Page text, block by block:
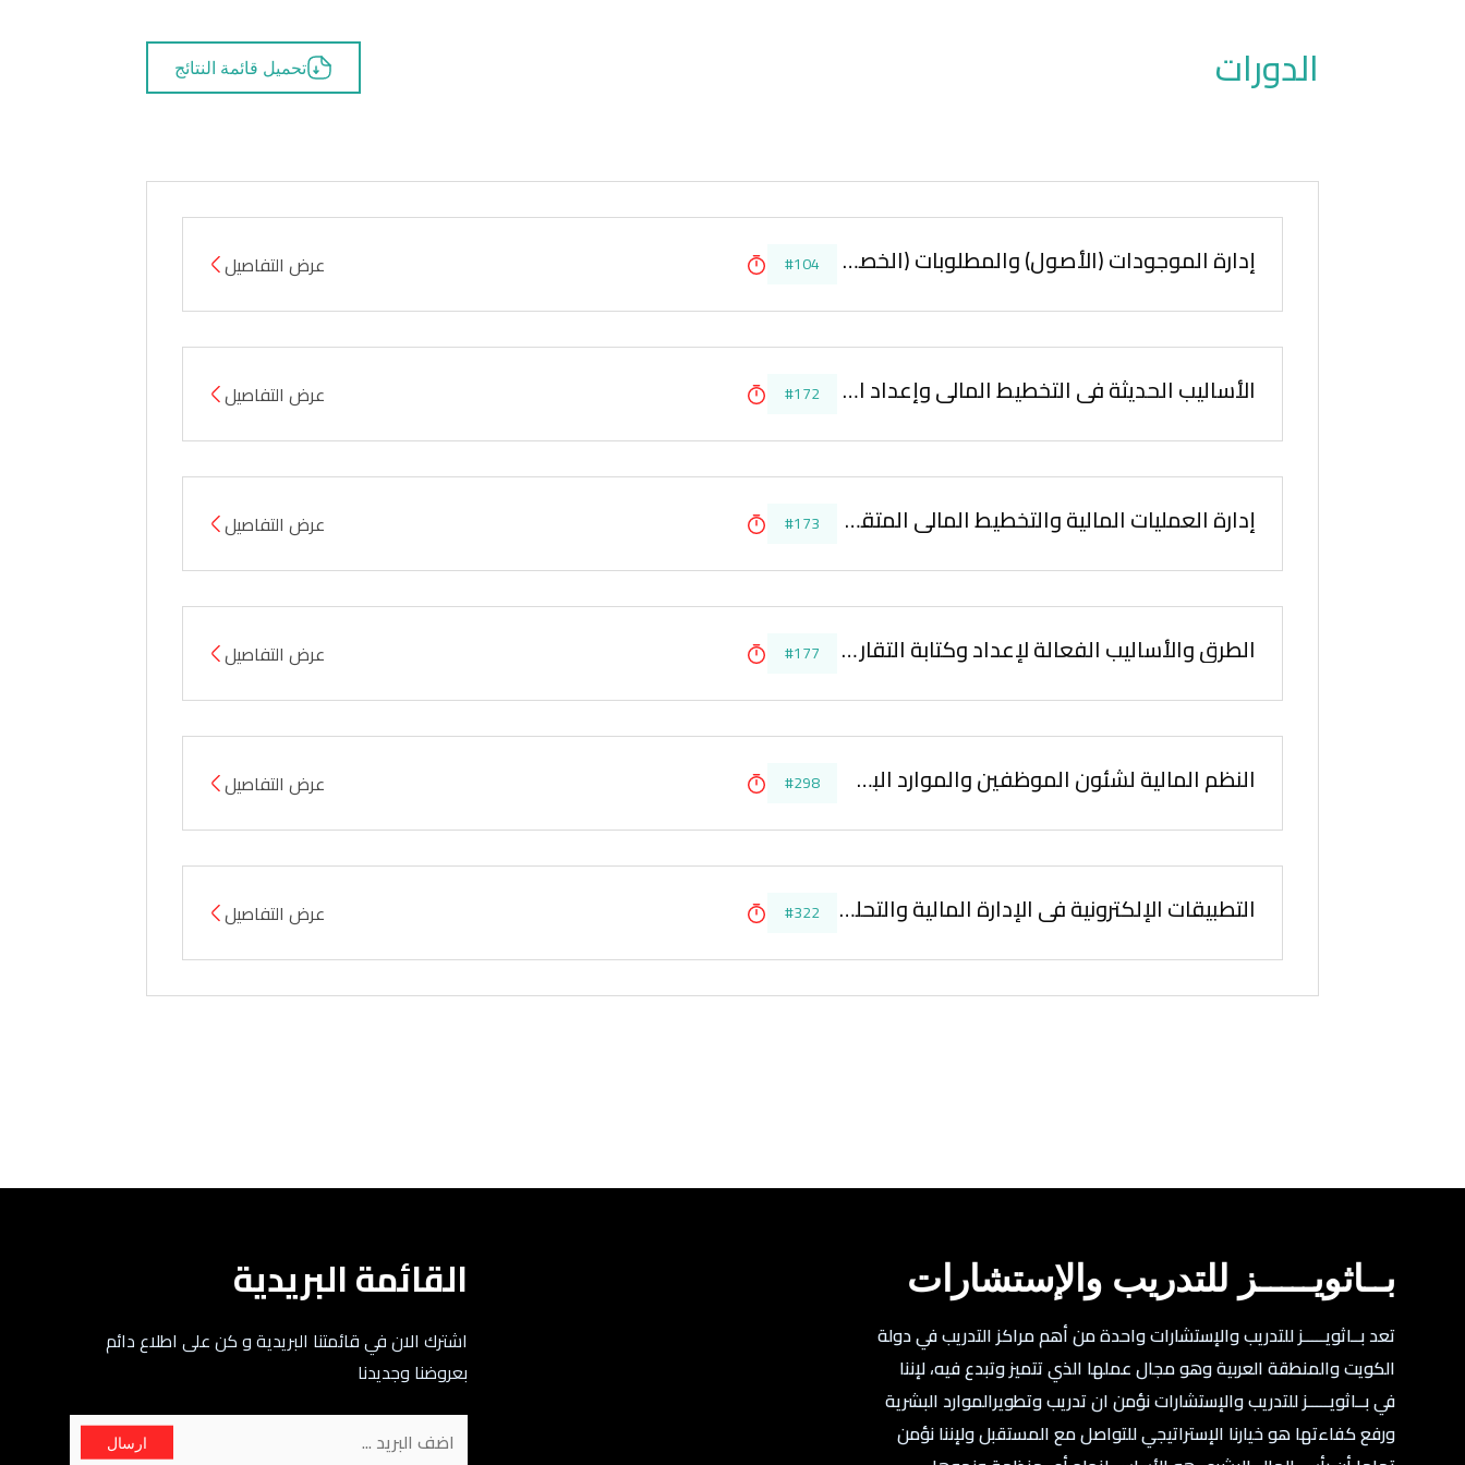
الدورات تحميل قائمة النتائج
إدارة الموجودات (الأصول) والمطلوبات (الخصوم) #104 عرض التفاصيل
الأساليب الحديثة في التخطيط المالي وإعداد الموازنات #172 عرض التفاصيل
إدارة العمليات المالية والتخطيط المالي المتقدم #173 عرض التفاصيل
الطرق والأساليب الفعالة لإعداد وكتابة التقارير المالية #177 عرض التفاصيل
النظم المالية لشئون الموظفين والموارد البشرية وإعداد الموازنات العامة #298 عرض التفاصيل
التطبيقات الإلكترونية في الإدارة المالية والتحليل المالي #322 عرض التفاصيل
بــاثويـــــز للتدريب والإستشارات
تعد بــاثويـــــز للتدريب والإستشارات واحدة من أهم مراكز التدريب في دولة
الكويت والمنطقة العربية وهو مجال عملها الذي تتميز وتبدع فيه، لإننا
في بــاثويـــــز للتدريب والإستشارات نؤمن ان تدريب وتطويرالموارد البشرية
ورفع كفاءتها هو خيارنا الإستراتيجي للتواصل مع المستقبل ولإننا نؤمن
القائمة البريدية
اشترك الان في قائمتنا البريدية و كن على اطلاع دائم
بعروضنا وجديدنا
ارسال